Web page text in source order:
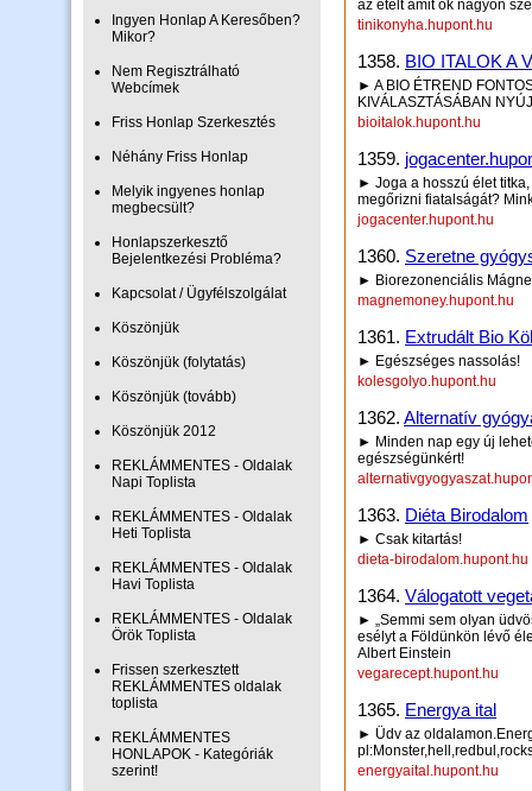
Ingyen Honlap A Keresőben?
Mikor?
Nem Regisztrálható
Webcímek
Friss Honlap Szerkesztés
Néhány Friss Honlap
Melyik ingyenes honlap
megbecsült?
Honlapszerkesztő
Bejelentkezési Probléma?
Kapcsolat / Ügyfélszolgálat
Köszönjük
Köszönjük (folytatás)
Köszönjük (tovább)
Köszönjük 2012
REKLÁMMENTES - Oldalak
Napi Toplista
REKLÁMMENTES - Oldalak
Heti Toplista
REKLÁMMENTES - Oldalak
Havi Toplista
REKLÁMMENTES - Oldalak
Örök Toplista
Frissen szerkesztett
REKLÁMMENTES oldalak
toplista
REKLÁMMENTES
HONLAPOK - Kategóriák
szerint!
az ételt amit ők nagyon
tinikonyha.hupont.hu
1358. BIO ITALOK A
► A BIO ÉTREND
KIVÁLASZTÁSÁBAN
bioitalok.hupont.hu
1359.
► Joga a hosszú élet
megőrizni fiatalságát?
jogacenter.hupont.hu
1360. Szeretne
► Biorezonenciális
magnemoney.hupont.hu
1361. Extrudált Bio
► Egészséges nassolás!
kolesgolyo.hupont.hu
1362. Alternatív
► Minden nap egy új
egészségünkért!
1363. Diéta Birodalom
► Csak kitartás!
dieta-birodalom.hupont.hu
1364. Válogatott
► „Semmi sem olyan
esélyt a Földünkön lévő
Albert Einstein
vegarecept.hupont.hu
1365. Energya ital
► Üdv az
energyaital.hupont.hu